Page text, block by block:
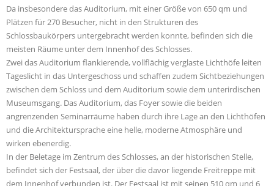
Da insbesondere das Auditorium, mit einer Größe von 650 qm und
Plätzen für 270 Besucher, nicht in den Strukturen des
Schlossbaukörpers untergebracht werden konnte, befinden sich die
meisten Räume unter dem Innenhof des Schlosses.
Zwei das Auditorium flankierende, vollflächig verglaste Lichthöfe leiten
Tageslicht in das Untergeschoss und schaffen zudem Sichtbeziehungen
zwischen dem Schloss und dem Auditorium sowie dem unterirdischen
Museumsgang. Das Auditorium, das Foyer sowie die beiden
angrenzenden Seminarräume haben durch ihre Lage an den Lichthöfen
und die Architektursprache eine helle, moderne Atmosphäre und
wirken ebenerdig.
In der Beletage im Zentrum des Schlosses, an der historischen Stelle,
befindet sich der Festsaal, der über die davor liegende Freitreppe mit
dem Innenhof verbunden ist. Der Festsaal ist mit seinen 510 qm und 6